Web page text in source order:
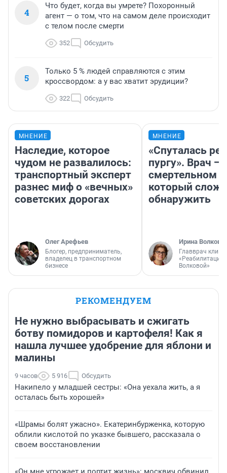
4
Что будет, когда вы умрете? Похоронный
агент — о том, что на самом деле происходит
с телом после смерти
352 Обсудить
5
Только 5 % людей справляются с этим
кроссвордом: а у вас хватит эрудиции?
322 Обсудить
МНЕНИЕ
Наследие, которое
чудом не развалилось:
транспортный эксперт
разнес миф о «вечных»
советских дорогах
Олег Арефьев
Блогер, предприниматель,
владелец в транспортном
бизнесе
МНЕНИЕ
«Спуталась
пургу». Врач —
смертельном
который
обнаружить
Ирина Волкова
Главврач
«Реабилитация
Волковой»
РЕКОМЕНДУЕМ
Не нужно выбрасывать и сжигать
ботву помидоров и картофеля! Как я
нашла лучшее удобрение для яблони и
малины
9 часов 5 916 Обсудить
Накипело у младшей сестры: «Она уехала жить, а я
осталась быть хорошей»
«Шрамы болят ужасно». Екатеринбурженка, которую
облили кислотой по указке бывшего, рассказала о
своем восстановлении